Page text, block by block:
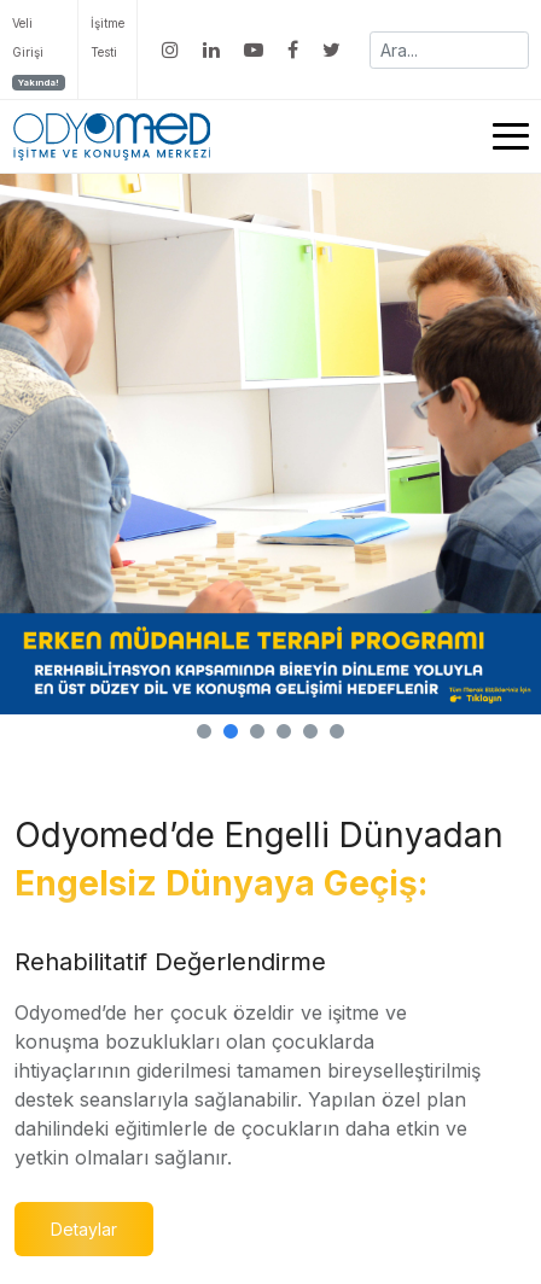
Veli
Girişi
Yakında!
İşitme
Testi
Odyomed’de Engelli Dünyadan
Engelsiz Dünyaya Geçiş:
Rehabilitatif Değerlendirme
Odyomed’de her çocuk özeldir ve işitme ve
konuşma bozuklukları olan çocuklarda
ihtiyaçlarının giderilmesi tamamen bireyselleştirilmiş
destek seanslarıyla sağlanabilir. Yapılan özel plan
dahilindeki eğitimlerle de çocukların daha etkin ve
yetkin olmaları sağlanır.
Detaylar